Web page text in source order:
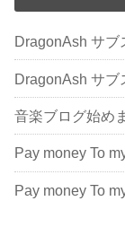
DragonAsh サ
DragonAsh サ
音楽ブログ始め
Pay money To
Pay money To